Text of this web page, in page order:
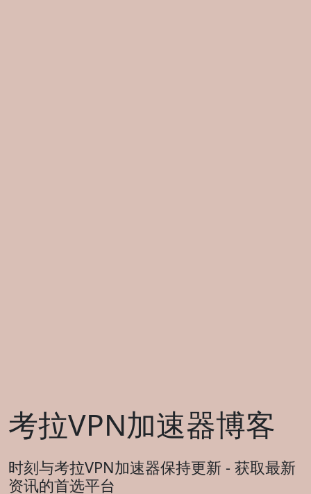
考拉VPN加速器博客
时刻与考拉VPN加速器保持更新 - 获取最新
资讯的首选平台